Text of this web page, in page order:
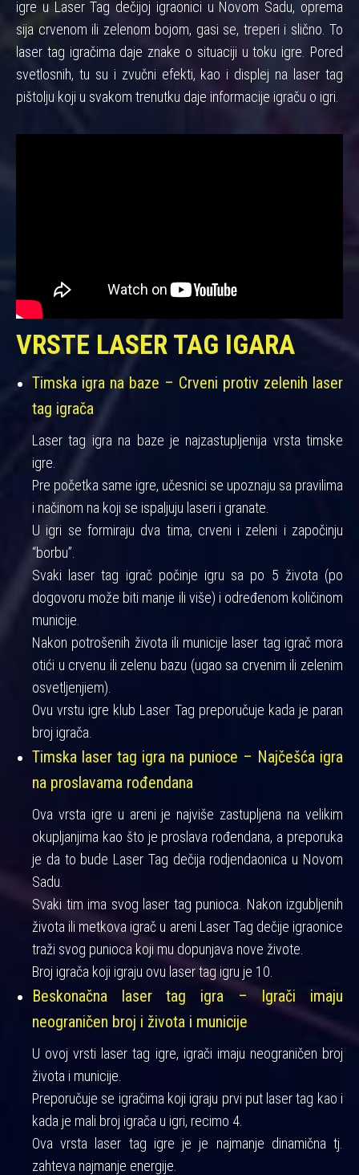
igre u Laser Tag dečijoj igraonici u Novom Sadu, oprema
sija crvenom ili zelenom bojom, gasi se, treperi i slično. To
laser tag igračima daje znake o situaciji u toku igre. Pored
svetlosnih, tu su i zvučni efekti, kao i displej na laser tag
pištolju koji u svakom trenutku daje informacije igraču o igri.
VRSTE LASER TAG IGARA
Timska igra na baze – Crveni protiv zelenih laser
tag igrača
Laser tag igra na baze je najzastupljenija vrsta timske
igre.
Pre početka same igre, učesnici se upoznaju sa pravilima
i načinom na koji se ispaljuju laseri i granate.
U igri se formiraju dva tima, crveni i zeleni i započinju
“borbu”.
Svaki laser tag igrač počinje igru sa po 5 života (po
dogovoru može biti manje ili više) i određenom količinom
municije.
Nakon potrošenih života ili municije laser tag igrač mora
otići u crvenu ili zelenu bazu (ugao sa crvenim ili zelenim
osvetljenjiem).
Ovu vrstu igre klub Laser Tag preporučuje kada je paran
broj igrača.
Timska laser tag igra na punioce – Najčešća igra
na proslavama rođendana
Ova vrsta igre u areni je najviše zastupljena na velikim
okupljanjima kao što je proslava rođendana, a preporuka
je da to bude Laser Tag dečija rodjendaonica u Novom
Sadu.
Svaki tim ima svog laser tag punioca. Nakon izgubljenih
života ili metkova igrač u areni Laser Tag dečije igraonice
traži svog punioca koji mu dopunjava nove živote.
Broj igrača koji igraju ovu laser tag igru je 10.
Beskonačna laser tag igra – Igrači imaju
neograničen broj i života i municije
U ovoj vrsti laser tag igre, igrači imaju neograničen broj
života i municije.
Preporučuje se igračima koji igraju prvi put laser tag kao i
kada je mali broj igrača u igri, recimo 4.
Ova vrsta laser tag igre je je najmanje dinamična tj.
zahteva najmanje energije.